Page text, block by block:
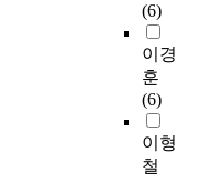
(6)
이경
훈
(6)
이형
철